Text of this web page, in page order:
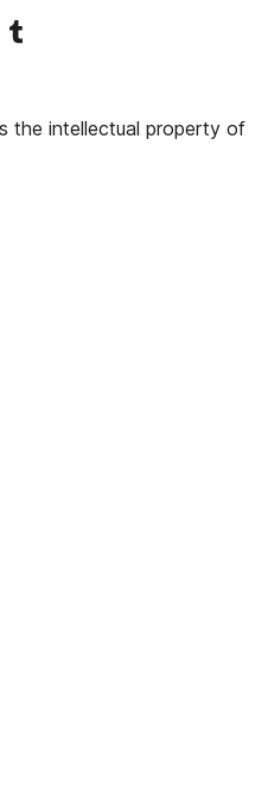
kanal
Besök vårt Tumblr-konto
the intellectual property of